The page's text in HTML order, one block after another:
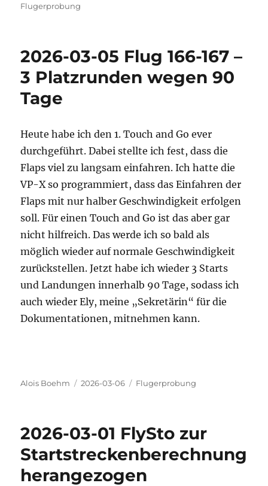
Flugerprobung
2026-03-05 Flug 166-167 –
3 Platzrunden wegen 90
Tage
Heute habe ich den 1. Touch and Go ever
durchgeführt. Dabei stellte ich fest, dass die
Flaps viel zu langsam einfahren. Ich hatte die
VP-X so programmiert, dass das Einfahren der
Flaps mit nur halber Geschwindigkeit erfolgen
soll. Für einen Touch and Go ist das aber gar
nicht hilfreich. Das werde ich so bald als
möglich wieder auf normale Geschwindigkeit
zurückstellen. Jetzt habe ich wieder 3 Starts
und Landungen innerhalb 90 Tage, sodass ich
auch wieder Ely, meine „Sekretärin“ für die
Dokumentationen, mitnehmen kann.
Autor
Alois Boehm
Veröffentlicht
2026-03-06 Kategorien
Flugerprobung
2026-03-01 FlySto zur
Startstreckenberechnung
herangezogen